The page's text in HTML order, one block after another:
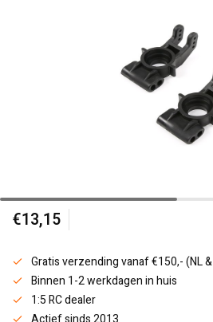
€13,15
Gratis verzending vanaf €150,- (NL &
Binnen 1-2 werkdagen in huis
1:5 RC dealer